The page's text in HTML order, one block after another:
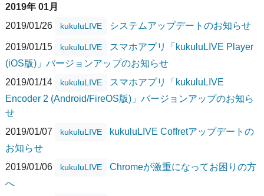
2019年 01月
2019/01/26
kukuluLIVE システムアップデートのお知らせ
2019/01/15 kukuluLIVE
スマホアプリ「kukuluLIVE Player
(iOS版)」バージョンアップのお知らせ
2019/01/14
kukuluLIVE
スマホアプリ「kukuluLIVE
Encoder 2 (Android/FireOS版)」バージョンアップのお知ら
せ
2019/01/07
kukuluLIVE
kukuluLIVE Coffretアップデートの
お知らせ
2019/01/06
kukuluLIVE
Chromeが激重になってお困りの方
へ